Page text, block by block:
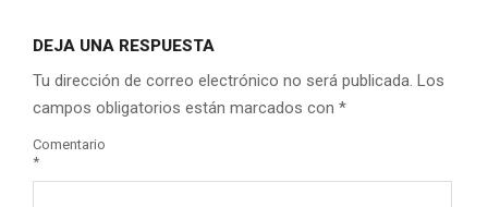
DEJA UNA RESPUESTA
Tu dirección de correo electrónico no será publicada. Los
campos obligatorios están marcados con *
Comentario
*